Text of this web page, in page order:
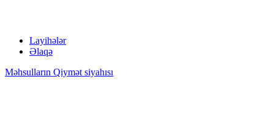
Layihələr
Əlaqə
Məhsulların Qiymət siyahısı